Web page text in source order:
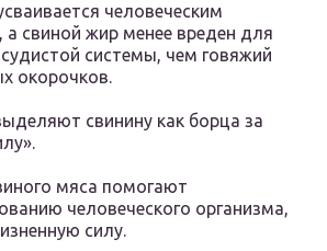
человеческим
а свиной жир менее вреден для
системы, чем говяжий
окорочков.
свинину как борца за
мяса помогают
человеческого организма,
силу.